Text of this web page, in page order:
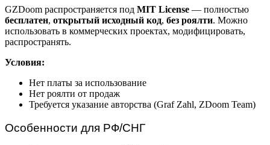
GZDoom распространяется под MIT License — полностью
бесплатен, открытый исходный код, без роялти. Можно
использовать в коммерческих проектах, модифицировать,
распространять.
Условия:
Нет платы за использование
Нет роялти от продаж
Требуется указание авторства (Graf Zahl, ZDoom Team)
Особенности для РФ/СНГ